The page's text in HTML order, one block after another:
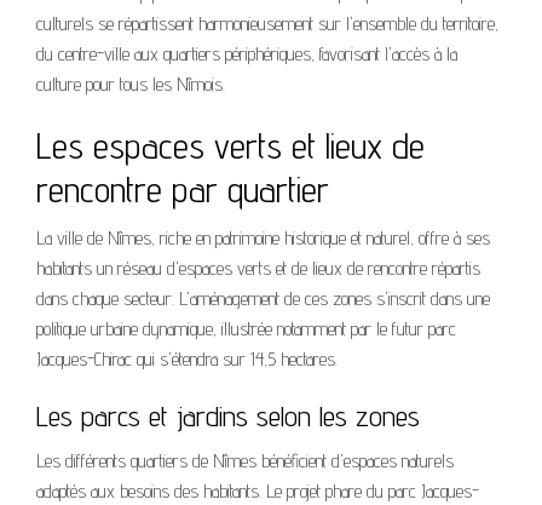
culturels se répartissent harmonieusement sur l'ensemble du territoire,
du centre-ville aux quartiers périphériques, favorisant l'accès à la
culture pour tous les Nîmois.
Les espaces verts et lieux de
rencontre par quartier
La ville de Nîmes, riche en patrimoine historique et naturel, offre à ses
habitants un réseau d'espaces verts et de lieux de rencontre répartis
dans chaque secteur. L'aménagement de ces zones s'inscrit dans une
politique urbaine dynamique, illustrée notamment par le futur parc
Jacques-Chirac qui s'étendra sur 14,5 hectares.
Les parcs et jardins selon les zones
Les différents quartiers de Nîmes bénéficient d'espaces naturels
adaptés aux besoins des habitants. Le projet phare du parc Jacques-